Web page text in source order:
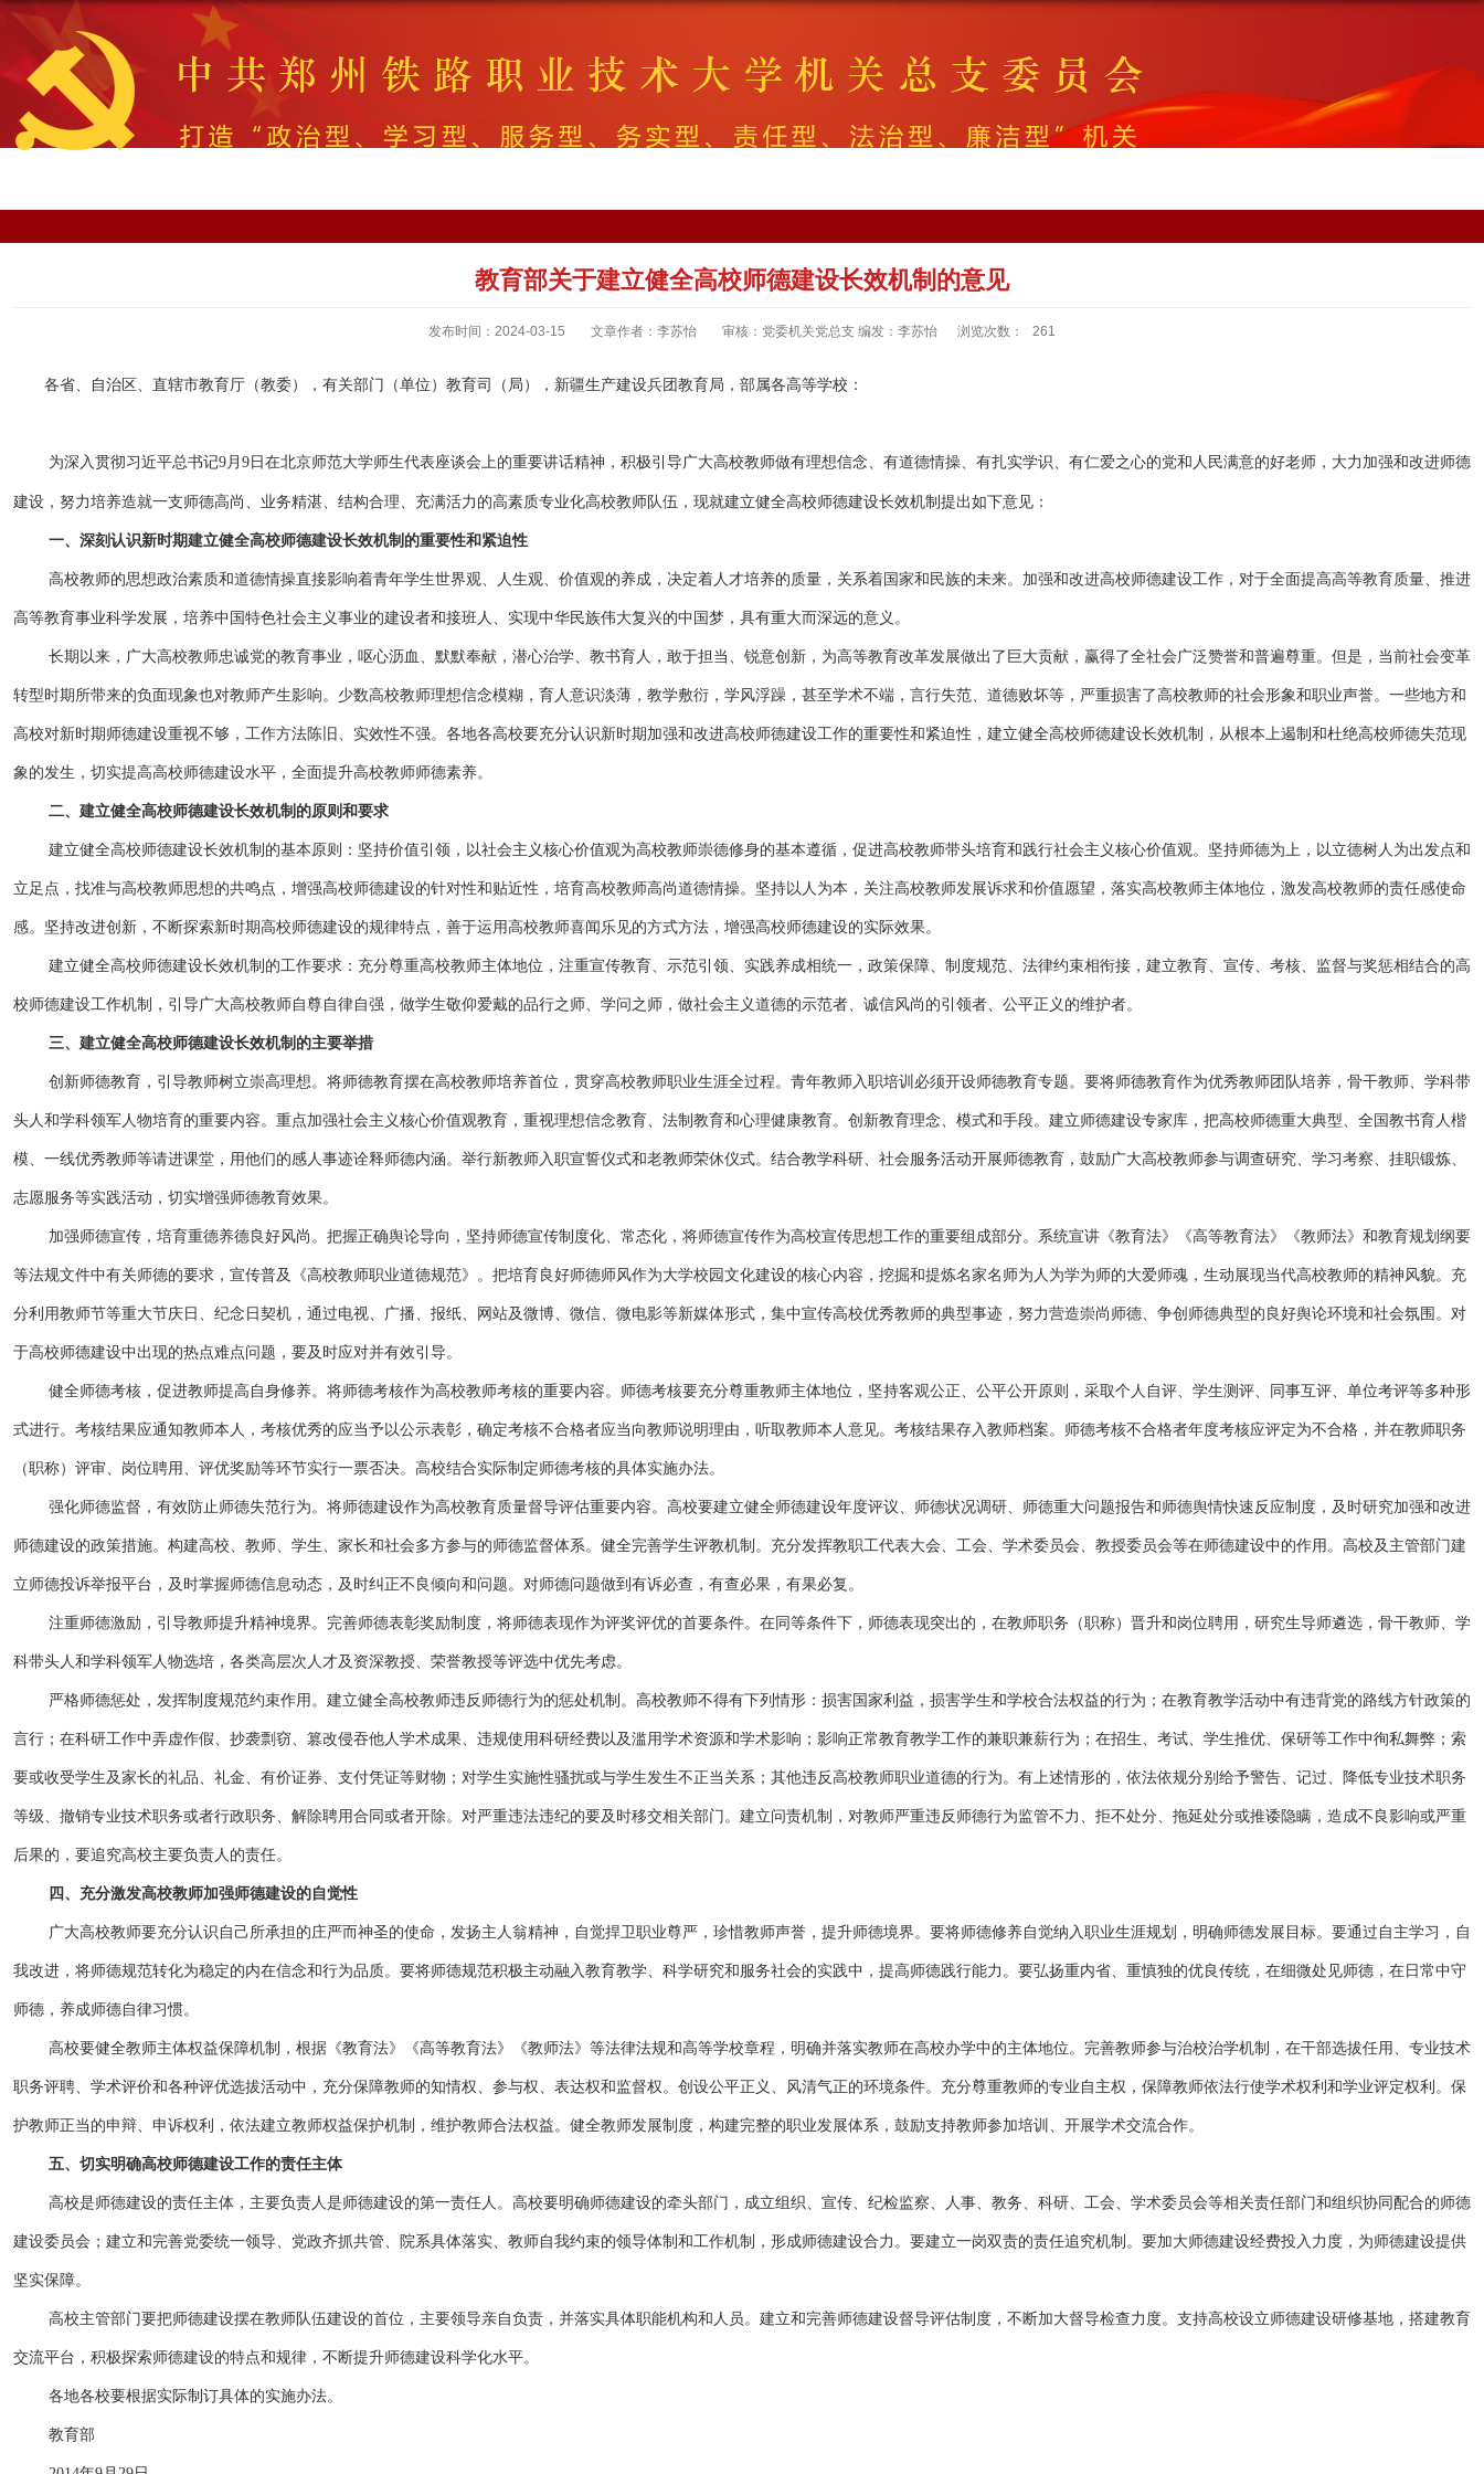
教育部关于建立健全高校师德建设长效机制的意见
发布时间：2024-03-15 文章作者：李苏怡 审核：党委机关党总支 编发：李苏怡 浏览次数： 261
各省、自治区、直辖市教育厅（教委），有关部门（单位）教育司（局），新疆生产建设兵团教育局，部属各高等学校：
为深入贯彻习近平总书记9月 9 日在北京师范大学师生代表座谈会上的重要讲话精神，积极引导广大高校教师做有理想信念、有道德情操、有扎实学识、有仁爱之心的党和人民满意的好老师，大力加强和改进师德
建设，努力培养造就一支师德高尚、业务精湛、结构合理、充满活力的高素质专业化高校教师队伍，现就建立健全高校师德建设长效机制提出如下意见：
一、深刻认识新时期建立健全高校师德建设长效机制的重要性和紧迫性
高校教师的思想政治素质和道德情操直接影响着青年学生世界观、人生观、价值观的养成，决定着人才培养的质量，关系着国家和民族的未来。加强和改进高校师德建设工作，对于全面提高高等教育质量、推进
高等教育事业科学发展，培养中国特色社会主义事业的建设者和接班人、实现中华民族伟大复兴的中国梦，具有重大而深远的意义。
长期以来，广大高校教师忠诚党的教育事业，呕心沥血、默默奉献，潜心治学、教书育人，敢于担当、锐意创新，为高等教育改革发展做出了巨大贡献，赢得了全社会广泛赞誉和普遍尊重。但是，当前社会变革
转型时期所带来的负面现象也对教师产生影响。少数高校教师理想信念模糊，育人意识淡薄，教学敷衍，学风浮躁，甚至学术不端，言行失范、道德败坏等，严重损害了高校教师的社会形象和职业声誉。一些地方和
高校对新时期师德建设重视不够，工作方法陈旧、实效性不强。各地各高校要充分认识新时期加强和改进高校师德建设工作的重要性和紧迫性，建立健全高校师德建设长效机制，从根本上遏制和杜绝高校师德失范现
象的发生，切实提高高校师德建设水平，全面提升高校教师师德素养。
二、建立健全高校师德建设长效机制的原则和要求
建立健全高校师德建设长效机制的基本原则：坚持价值引领，以社会主义核心价值观为高校教师崇德修身的基本遵循，促进高校教师带头培育和践行社会主义核心价值观。坚持师德为上，以立德树人为出发点和
立足点，找准与高校教师思想的共鸣点，增强高校师德建设的针对性和贴近性，培育高校教师高尚道德情操。坚持以人为本，关注高校教师发展诉求和价值愿望，落实高校教师主体地位，激发高校教师的责任感使命
感。坚持改进创新，不断探索新时期高校师德建设的规律特点，善于运用高校教师喜闻乐见的方式方法，增强高校师德建设的实际效果。
建立健全高校师德建设长效机制的工作要求：充分尊重高校教师主体地位，注重宣传教育、示范引领、实践养成相统一，政策保障、制度规范、法律约束相衔接，建立教育、宣传、考核、监督与奖惩相结合的高
校师德建设工作机制，引导广大高校教师自尊自律自强，做学生敬仰爱戴的品行之师、学问之师，做社会主义道德的示范者、诚信风尚的引领者、公平正义的维护者。
三、建立健全高校师德建设长效机制的主要举措
创新师德教育，引导教师树立崇高理想。将师德教育摆在高校教师培养首位，贯穿高校教师职业生涯全过程。青年教师入职培训必须开设师德教育专题。要将师德教育作为优秀教师团队培养，骨干教师、学科带
头人和学科领军人物培育的重要内容。重点加强社会主义核心价值观教育，重视理想信念教育、法制教育和心理健康教育。创新教育理念、模式和手段。建立师德建设专家库，把高校师德重大典型、全国教书育人楷
模、一线优秀教师等请进课堂，用他们的感人事迹诠释师德内涵。举行新教师入职宣誓仪式和老教师荣休仪式。结合教学科研、社会服务活动开展师德教育，鼓励广大高校教师参与调查研究、学习考察、挂职锻炼、
志愿服务等实践活动，切实增强师德教育效果。
加强师德宣传，培育重德养德良好风尚。把握正确舆论导向，坚持师德宣传制度化、常态化，将师德宣传作为高校宣传思想工作的重要组成部分。系统宣讲《教育法》《高等教育法》《教师法》和教育规划纲要
等法规文件中有关师德的要求，宣传普及《高校教师职业道德规范》。把培育良好师德师风作为大学校园文化建设的核心内容，挖掘和提炼名家名师为人为学为师的大爱师魂，生动展现当代高校教师的精神风貌。充
分利用教师节等重大节庆日、纪念日契机，通过电视、广播、报纸、网站及微博、微信、微电影等新媒体形式，集中宣传高校优秀教师的典型事迹，努力营造崇尚师德、争创师德典型的良好舆论环境和社会氛围。对
于高校师德建设中出现的热点难点问题，要及时应对并有效引导。
健全师德考核，促进教师提高自身修养。将师德考核作为高校教师考核的重要内容。师德考核要充分尊重教师主体地位，坚持客观公正、公平公开原则，采取个人自评、学生测评、同事互评、单位考评等多种形
式进行。考核结果应通知教师本人，考核优秀的应当予以公示表彰，确定考核不合格者应当向教师说明理由，听取教师本人意见。考核结果存入教师档案。师德考核不合格者年度考核应评定为不合格，并在教师职务
（职称）评审、岗位聘用、评优奖励等环节实行一票否决。高校结合实际制定师德考核的具体实施办法。
强化师德监督，有效防止师德失范行为。将师德建设作为高校教育质量督导评估重要内容。高校要建立健全师德建设年度评议、师德状况调研、师德重大问题报告和师德舆情快速反应制度，及时研究加强和改进
师德建设的政策措施。构建高校、教师、学生、家长和社会多方参与的师德监督体系。健全完善学生评教机制。充分发挥教职工代表大会、工会、学术委员会、教授委员会等在师德建设中的作用。高校及主管部门建
立师德投诉举报平台，及时掌握师德信息动态，及时纠正不良倾向和问题。对师德问题做到有诉必查，有查必果，有果必复。
注重师德激励，引导教师提升精神境界。完善师德表彰奖励制度，将师德表现作为评奖评优的首要条件。在同等条件下，师德表现突出的，在教师职务（职称）晋升和岗位聘用，研究生导师遴选，骨干教师、学
科带头人和学科领军人物选培，各类高层次人才及资深教授、荣誉教授等评选中优先考虑。
严格师德惩处，发挥制度规范约束作用。建立健全高校教师违反师德行为的惩处机制。高校教师不得有下列情形：损害国家利益，损害学生和学校合法权益的行为；在教育教学活动中有违背党的路线方针政策的
言行；在科研工作中弄虚作假、抄袭剽窃、篡改侵吞他人学术成果、违规使用科研经费以及滥用学术资源和学术影响；影响正常教育教学工作的兼职兼薪行为；在招生、考试、学生推优、保研等工作中徇私舞弊；索
要或收受学生及家长的礼品、礼金、有价证券、支付凭证等财物；对学生实施性骚扰或与学生发生不正当关系；其他违反高校教师职业道德的行为。有上述情形的，依法依规分别给予警告、记过、降低专业技术职务
等级、撤销专业技术职务或者行政职务、解除聘用合同或者开除。对严重违法违纪的要及时移交相关部门。建立问责机制，对教师严重违反师德行为监管不力、拒不处分、拖延处分或推诿隐瞒，造成不良影响或严重
后果的，要追究高校主要负责人的责任。
四、充分激发高校教师加强师德建设的自觉性
广大高校教师要充分认识自己所承担的庄严而神圣的使命，发扬主人翁精神，自觉捍卫职业尊严，珍惜教师声誉，提升师德境界。要将师德修养自觉纳入职业生涯规划，明确师德发展目标。要通过自主学习，自
我改进，将师德规范转化为稳定的内在信念和行为品质。要将师德规范积极主动融入教育教学、科学研究和服务社会的实践中，提高师德践行能力。要弘扬重内省、重慎独的优良传统，在细微处见师德，在日常中守
师德，养成师德自律习惯。
高校要健全教师主体权益保障机制，根据《教育法》《高等教育法》《教师法》等法律法规和高等学校章程，明确并落实教师在高校办学中的主体地位。完善教师参与治校治学机制，在干部选拔任用、专业技术
职务评聘、学术评价和各种评优选拔活动中，充分保障教师的知情权、参与权、表达权和监督权。创设公平正义、风清气正的环境条件。充分尊重教师的专业自主权，保障教师依法行使学术权利和学业评定权利。保
护教师正当的申辩、申诉权利，依法建立教师权益保护机制，维护教师合法权益。健全教师发展制度，构建完整的职业发展体系，鼓励支持教师参加培训、开展学术交流合作。
五、切实明确高校师德建设工作的责任主体
高校是师德建设的责任主体，主要负责人是师德建设的第一责任人。高校要明确师德建设的牵头部门，成立组织、宣传、纪检监察、人事、教务、科研、工会、学术委员会等相关责任部门和组织协同配合的师德
建设委员会；建立和完善党委统一领导、党政齐抓共管、院系具体落实、教师自我约束的领导体制和工作机制，形成师德建设合力。要建立一岗双责的责任追究机制。要加大师德建设经费投入力度，为师德建设提供
坚实保障。
高校主管部门要把师德建设摆在教师队伍建设的首位，主要领导亲自负责，并落实具体职能机构和人员。建立和完善师德建设督导评估制度，不断加大督导检查力度。支持高校设立师德建设研修基地，搭建教育
交流平台，积极探索师德建设的特点和规律，不断提升师德建设科学化水平。
各地各校要根据实际制订具体的实施办法。
教育部